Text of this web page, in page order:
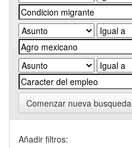
Comenzar nueva busqueda
Añadir filtros: